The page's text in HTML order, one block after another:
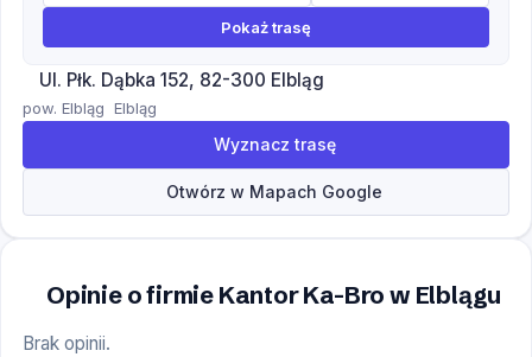
Pokaż trasę
Ul. Płk. Dąbka 152, 82-300 Elbląg
pow. Elbląg Elbląg
Wyznacz trasę
Otwórz w Mapach Google
Opinie o firmie Kantor Ka-Bro w Elblągu
Brak opinii.